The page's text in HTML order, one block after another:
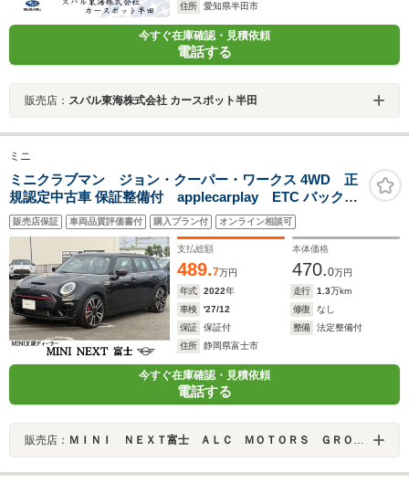
住所
愛知県半田市
今すぐ在庫確認・見積依頼
電話する
販売店： スバル東海株式会社 カースポット半田
ミニ
ミニクラブマン ジョン・クーパー・ワークス 4WD 正
規認定中古車 保証整備付 applecarplay ETC バックカ
メラ 衝突軽減ブレーキ アイドリングストップ 障害物ソナ
ー アクティブクルコン LEDライト 純正ホイール
販売店保証 車両品質評価書付 購入プラン付 オンライン相談可
支払総額
489.7万円
本体価格
470.0万円
年式
2022年 走行 1.3万km
車検
'27/12 修復
なし
保証
保証付 整備
法定整備付
住所
静岡県富士市
今すぐ在庫確認・見積依頼
電話する
販売店： ＭＩＮＩ ＮＥＸＴ富士 ＡＬＣ ＭＯＴＯＲＳ ＧＲＯＵＰ